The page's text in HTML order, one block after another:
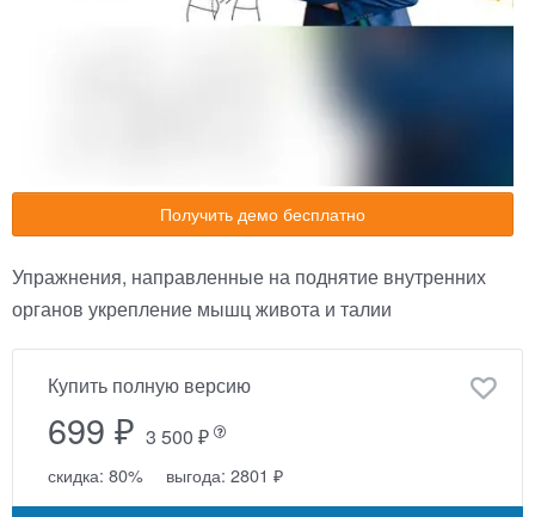
Получить демо бесплатно
Упражнения, направленные на поднятие внутренних
органов укрепление мышц живота и талии
Купить полную версию
699 ₽ 3 500 ₽
скидка: 80% выгода: 2801 ₽